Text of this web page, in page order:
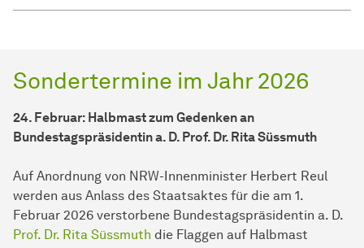
Sondertermine im Jahr 2026
24. Februar: Halbmast zum Gedenken an
Bundestagspräsidentin a. D. Prof. Dr. Rita Süssmuth
Auf Anordnung von NRW-Innenminister Herbert Reul
werden aus Anlass des Staatsaktes für die am 1.
Februar 2026 verstorbene Bundestagspräsidentin a. D.
Prof. Dr. Rita Süssmuth die Flaggen auf Halbmast